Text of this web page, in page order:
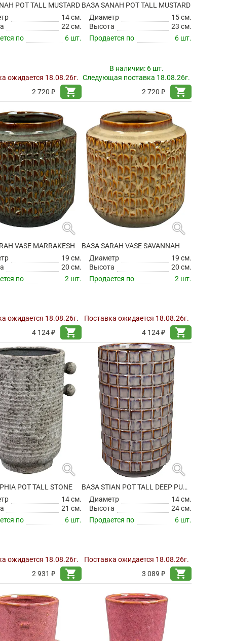
POT TALL MUSTARD
14 см.
22 см.
по
6 шт.
ожидается 18.08.26г.
2 720 ₽
shopping_cart
ВАЗА SANAH POT TALL MUSTARD
Диаметр
15 см.
Высота
23 см.
Продается по
6 шт.
В наличии: 6 шт.
Следующая поставка 18.08.26г.
2 720 ₽
shopping_cart
search
VASE MARRAKESH
19 см.
20 см.
по
2 шт.
ожидается 18.08.26г.
4 124 ₽
shopping_cart
search
ВАЗА SARAH VASE SAVANNAH
Диаметр
19 см.
Высота
20 см.
Продается по
2 шт.
Поставка ожидается 18.08.26г.
4 124 ₽
shopping_cart
search
POT TALL STONE
14 см.
21 см.
по
6 шт.
ожидается 18.08.26г.
2 931 ₽
shopping_cart
search
ВАЗА STIAN POT TALL DEEP PURPLE
Диаметр
14 см.
Высота
24 см.
Продается по
6 шт.
Поставка ожидается 18.08.26г.
3 089 ₽
shopping_cart